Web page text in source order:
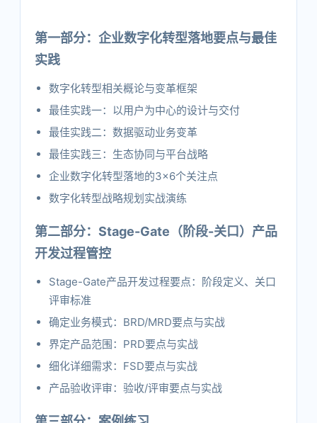
第一部分：企业数字化转型落地要点与最佳
实践
数字化转型相关概论与变革框架
最佳实践一：以用户为中心的设计与交付
最佳实践二：数据驱动业务变革
最佳实践三：生态协同与平台战略
企业数字化转型落地的3×6个关注点
数字化转型战略规划实战演练
第二部分：Stage-Gate（阶段-关口）产品
开发过程管控
Stage-Gate产品开发过程要点：阶段定义、关口
评审标准
确定业务模式：BRD/MRD要点与实战
界定产品范围：PRD要点与实战
细化详细需求：FSD要点与实战
产品验收评审：验收/评审要点与实战